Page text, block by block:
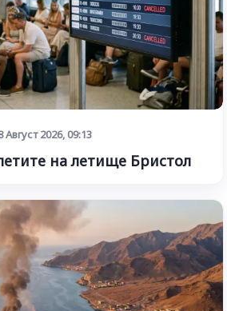
Август 2026, 09:13
на летище Бристол